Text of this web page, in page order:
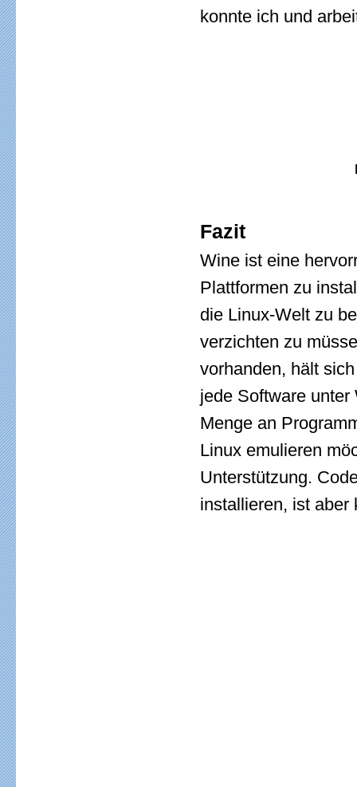
konnte ich und
Fazit
Wine ist eine
Plattformen zu
die Linux-Welt zu
verzichten zu
vorhanden, hält
jede Software
Menge an
Linux emulieren
Unterstützung.
installieren, ist aber